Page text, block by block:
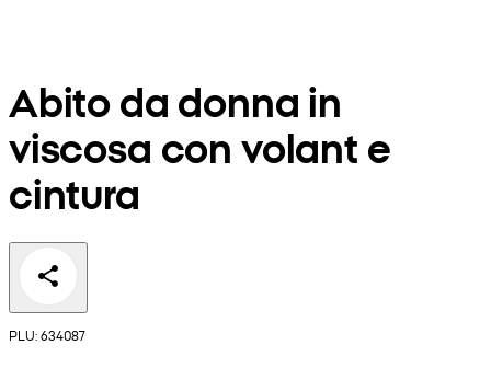
Abito da donna in
viscosa con volant e
cintura
PLU: 634087